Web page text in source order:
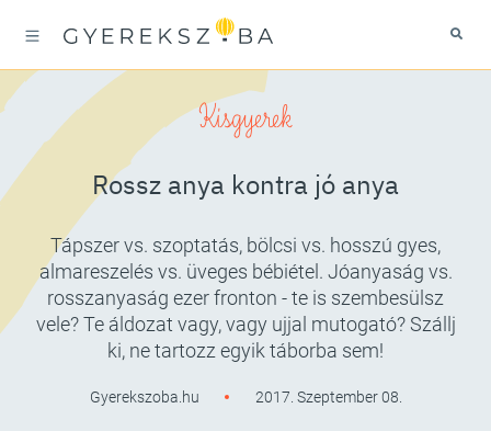
Kisgyerek
Rossz anya kontra jó anya
Tápszer vs. szoptatás, bölcsi vs. hosszú gyes,
almareszelés vs. üveges bébiétel. Jóanyaság vs.
rosszanyaság ezer fronton - te is szembesülsz
vele? Te áldozat vagy, vagy ujjal mutogató? Szállj
ki, ne tartozz egyik táborba sem!
Gyerekszoba.hu 2017. Szeptember 08.